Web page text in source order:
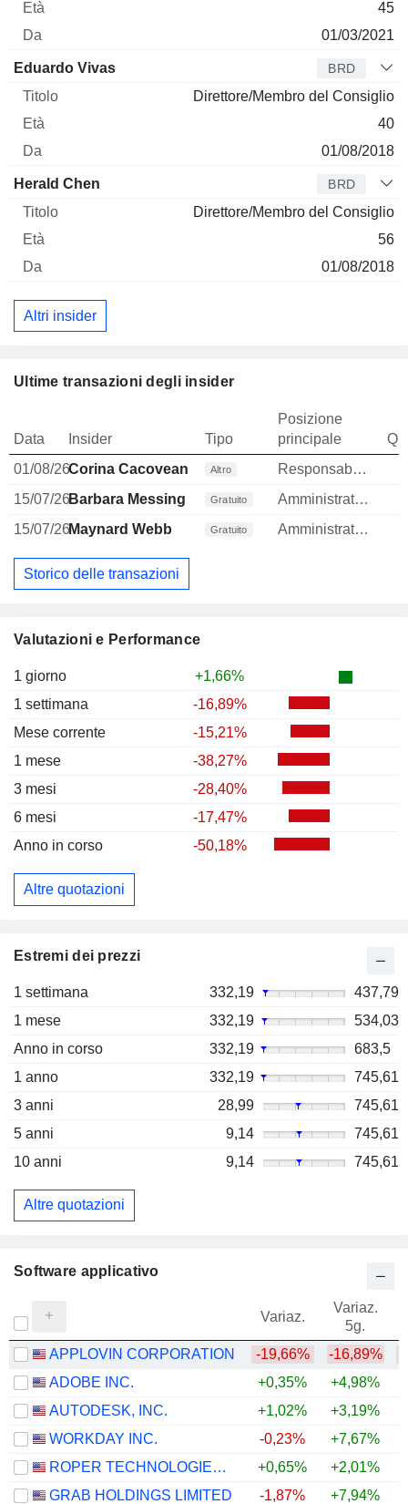
Valutazioni e Performance
1 giorno
+1,66%
1 settimana
-16,89%
Mese corrente
-15,21%
1 mese
-38,27%
3 mesi
-28,40%
6 mesi
-17,47%
Anno in corso
-50,18%
Altre quotazioni
Estremi dei prezzi
1 settimana 332,19
437,79
1 mese
332,19
534,03
Anno in corso
332,19
683,5
1 anno
332,19
745,61
3 anni
28,99
745,61
5 anni
9,14
745,61
10 anni
9,14 745,61
Altre quotazioni
45
01/03/2021
Eduardo Vivas BRD
Direttore/Membro del Consiglio
40
01/08/2018
Herald Chen BRD
Direttore/Membro del Consiglio
56
01/08/2018
Altri insider
Ultime transazioni degli insider
Data Insider Tipo
Posizione
principale
01/08/26Corina Cacovean Altro Responsabile affari legali
15/07/26Barbara Messing Gratuito
Amministratore
15/07/26Maynard Webb Gratuito Amministratore
Storico delle transazioni
Software applicativo
Variaz.
Variaz.
5g.
APPLOVIN CORPORATION -19,66% -16,89%
ADOBE INC.
+0,35% +4,98%
AUTODESK, INC.
+1,02% +3,19%
WORKDAY INC.
-0,23% +7,67%
ROPER TECHNOLOGIES, INC.
+0,65% +2,01%
GRAB HOLDINGS LIMITED
-1,87% +7,94%